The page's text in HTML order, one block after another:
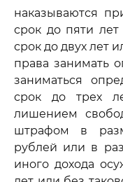
наказываются
срок до пяти
срок до двух лет
права занимать
заниматься
срок до трех
лишением
штрафом в
рублей или в
иного дохода